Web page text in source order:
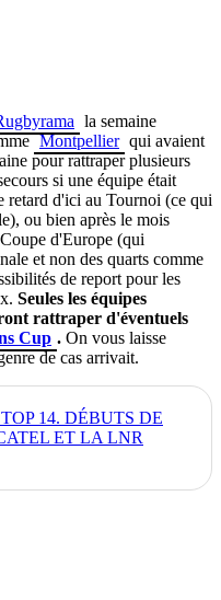
la semaine
Montpellier qui avaient
pour rattraper plusieurs
si une équipe était
retard d'ici au Tournoi (ce qui
ou bien après le mois
d'Europe (qui
et non des quarts comme
de report pour les
Seules les équipes
rattraper d'éventuels
Cup . On vous laisse
de cas arrivait.
14. DÉBUTS DE
ET LA LNR